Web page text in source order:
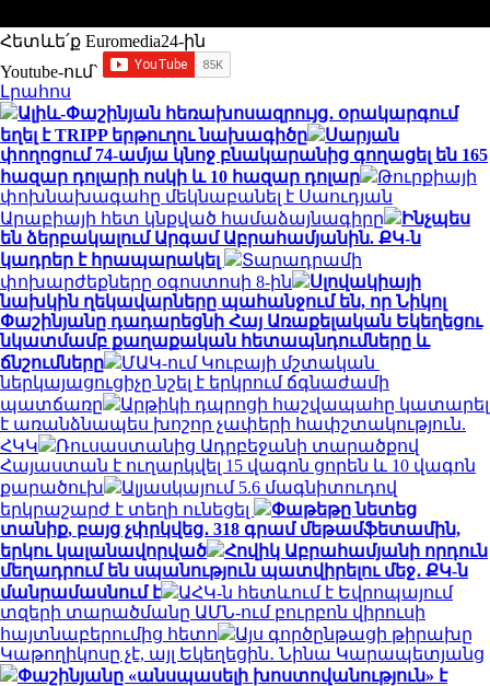
Հետևե՛ք Euromedia24-ին
Youtube-ում`
Լրահոս
Ալիև-Փաշինյան հեռախոսազրույց․ օրակարգում
եղել է TRIPP երթուղու նախագիծը
Սարյան
փողոցում 74-ամյա կնոջ բնակարանից գողացել են 165
հազար դոլարի ոսկի և 10 հազար դոլար
Թուրքիայի
փոխնախագահը մեկնաբանել է Սաուդյան
Արաբիայի հետ կնքված համաձայնագիրը
Ինչպես
են ձերբակալում Արգամ Աբրահամյանին. ՔԿ-ն
կադրեր է հրապարակել
Տարադրամի
փոխարժեքները օգոստոսի 8-ին
Սլովակիայի
նախկին ղեկավարները պահանջում են, որ Նիկոլ
Փաշինյանը դադարեցնի Հայ Առաքելական Եկեղեցու
նկատմամբ քաղաքական հետապնդումները և
ճնշումները
ՄԱԿ-ում Կուբայի մշտական ​​
ներկայացուցիչը նշել է երկրում ճգնաժամի
պատճառը
Արթիկի դպրոցի հաշվապահը կատարել
է առանձնապես խոշոր չափերի հափշտակություն.
ՀԿԿ
Ռուսաստանից Ադրբեջանի տարածքով
Հայաստան է ուղարկվել 15 վագոն ցորեն և 10 վագոն
քարածուխ
Ալյասկայում 5.6 մագնիտուդով
երկրաշարժ է տեղի ունեցել
Փաթեթը նետեց
տանիք, բայց չփրկվեց․ 318 գրամ մեթամֆետամին,
երկու կալանավորված
Հովիկ Աբրահամյանի որդուն
մեղադրում են սպանություն պատվիրելու մեջ․ ՔԿ-ն
մանրամասնում է
ԱՀԿ-ն հետևում է Եվրոպայում
տզերի տարածմանը ԱՄՆ-ում բուրբոն վիրուսի
հայտնաբերումից հետո
Այս գործընթացի թիրախը
Կաթողիկոսը չէ, այլ Եկեղեցին․ Նինա Կարապետյանց
Փաշինյանը «անսպասելի խոստովանություն» է